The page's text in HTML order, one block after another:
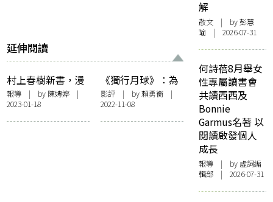
延伸閱讀
村上春樹新書，漫
談音樂和文學兩個
月亮——《村上私
藏——懷舊美好的
報導 | by 陳娉婷 |
2023-01-18
《獨行月球》：為
甚麼漫畫比電影更
耐看
影評| by賴勇衡|
2022-11-08
解
散文 | by 彭慧
瑜 | 2026-07-31
何詩蓓8月舉女
性專屬讀書會
共讀西西及
Bonnie
Garmus名著 以
閱讀啟發個人
成長
報導 | by 虛詞編
輯部 | 2026-07-31